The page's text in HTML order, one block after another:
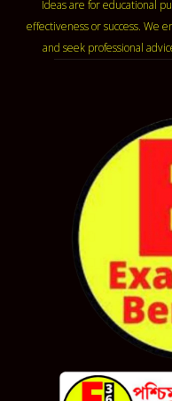
Ideas are for educational
effectiveness or success. We
and seek professional